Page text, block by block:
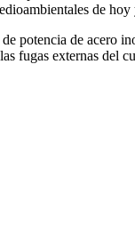
de
potencia de acero
fugas externas del